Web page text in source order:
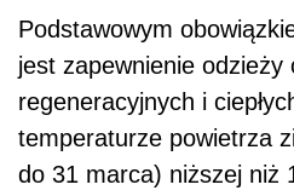
Podstawowym
jest zapewnienie odzieży
regeneracyjnych i
temperaturze powietrza
do 31 marca) niższej niż